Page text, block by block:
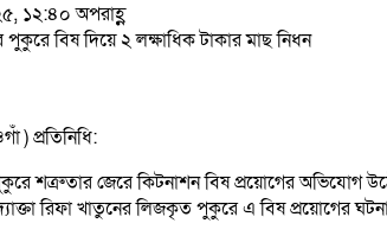
১২:৪০ অপরাহ্ণ
) প্রতিনিধি:
শত্রুতার জেরে কিটনাশন বিষ প্রয়োগের
রিফা খাতুনের লিজকৃত পুকুরে এ বিষ প্রয়োগের